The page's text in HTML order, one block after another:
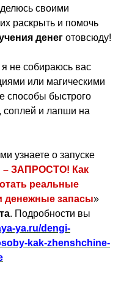
своими
раскрыть и помочь
денег отовсюду!
я не собираюсь вас
или магическими
способы быстрого
соплей и лапши на
узнаете о запуске
– ЗАПРОСТО! Как
реальные
денежные запасы»
. Подробности вы
ya.ru/dengi-
kak-zhenshchine-